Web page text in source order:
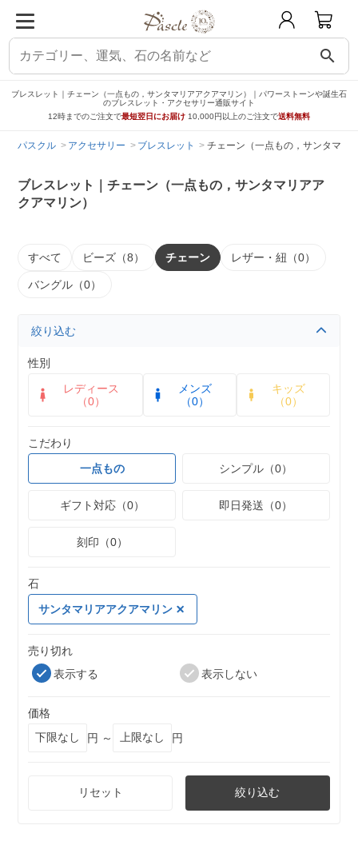
search
ブレスレット｜チェーン（一点もの，サンタマリアアクアマリン）｜パワーストーンや誕生石
のブレスレット・アクセサリー通販サイト
12時までのご注文で最短翌日にお届け 10,000円以上のご注文で送料無料
パスクル アクセサリー ブレスレット チェーン（一点もの，サンタマリ
ブレスレット｜チェーン（一点もの，サンタマリアア
クアマリン）
すべて ビーズ（8） チェーン レザー・紐（0）
バングル（0）
絞り込む
性別
レディース
（0）
メンズ
（0）
キッズ
（0）
こだわり
一点もの
シンプル（0）
ギフト対応（0） 即日発送（0）
刻印（0）
石
サンタマリアアクアマリン
売り切れ
表示する
表示しない
価格
円 ～
円
リセット 絞り込む